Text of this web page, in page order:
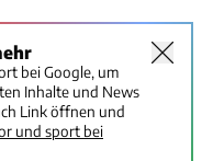
bei Google, um
Inhalte und News
Link öffnen und
und sport bei